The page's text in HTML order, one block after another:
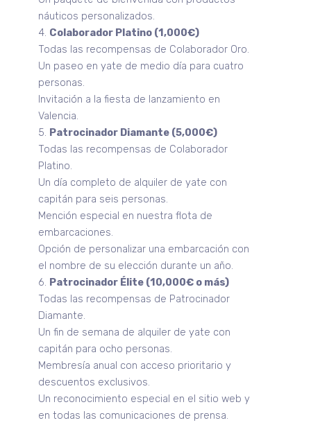
náuticos personalizados.
4. Colaborador Platino (1,000€)
Todas las recompensas de Colaborador Oro.
Un paseo en yate de medio día para cuatro
personas.
Invitación a la fiesta de lanzamiento en
Valencia.
5. Patrocinador Diamante (5,000€)
Todas las recompensas de Colaborador
Platino.
Un día completo de alquiler de yate con
capitán para seis personas.
Mención especial en nuestra flota de
embarcaciones.
Opción de personalizar una embarcación con
el nombre de su elección durante un año.
6. Patrocinador Élite (10,000€ o más)
Todas las recompensas de Patrocinador
Diamante.
Un fin de semana de alquiler de yate con
capitán para ocho personas.
Membresía anual con acceso prioritario y
descuentos exclusivos.
Un reconocimiento especial en el sitio web y
en todas las comunicaciones de prensa.